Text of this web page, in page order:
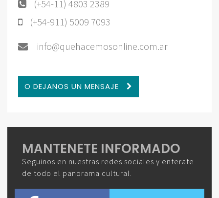
(+54-11) 4803 2389
(+54-911) 5009 7093
info@quehacemosonline.com.ar
O DEJANOS UN MENSAJE
MANTENETE INFORMADO
Seguinos en nuestras redes sociales y enterate
de todo el panorama cultural.